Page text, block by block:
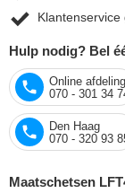
Hulp nodig? Bel
Online afdeling
070 - 301 34
Den Haag
070 - 320 93
Maatschetsen